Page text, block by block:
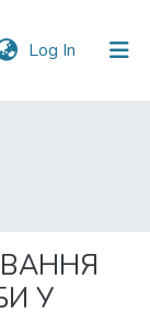
Log In (current)
У